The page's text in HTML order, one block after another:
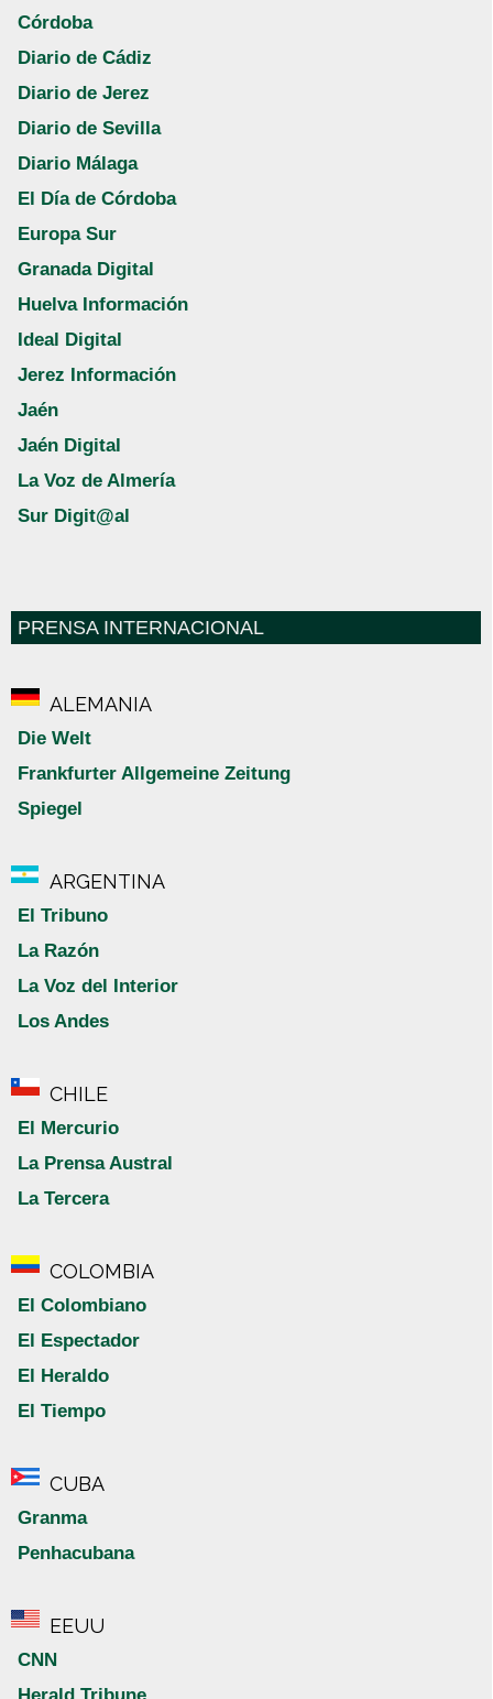
Córdoba
Diario de Cádiz
Diario de Jerez
Diario de Sevilla
Diario Málaga
El Día de Córdoba
Europa Sur
Granada Digital
Huelva Información
Ideal Digital
Jerez Información
Jaén
Jaén Digital
La Voz de Almería
Sur Digit@al
PRENSA INTERNACIONAL
ALEMANIA
Die Welt
Frankfurter Allgemeine Zeitung
Spiegel
ARGENTINA
El Tribuno
La Razón
La Voz del Interior
Los Andes
CHILE
El Mercurio
La Prensa Austral
La Tercera
COLOMBIA
El Colombiano
El Espectador
El Heraldo
El Tiempo
CUBA
Granma
Penhacubana
EEUU
CNN